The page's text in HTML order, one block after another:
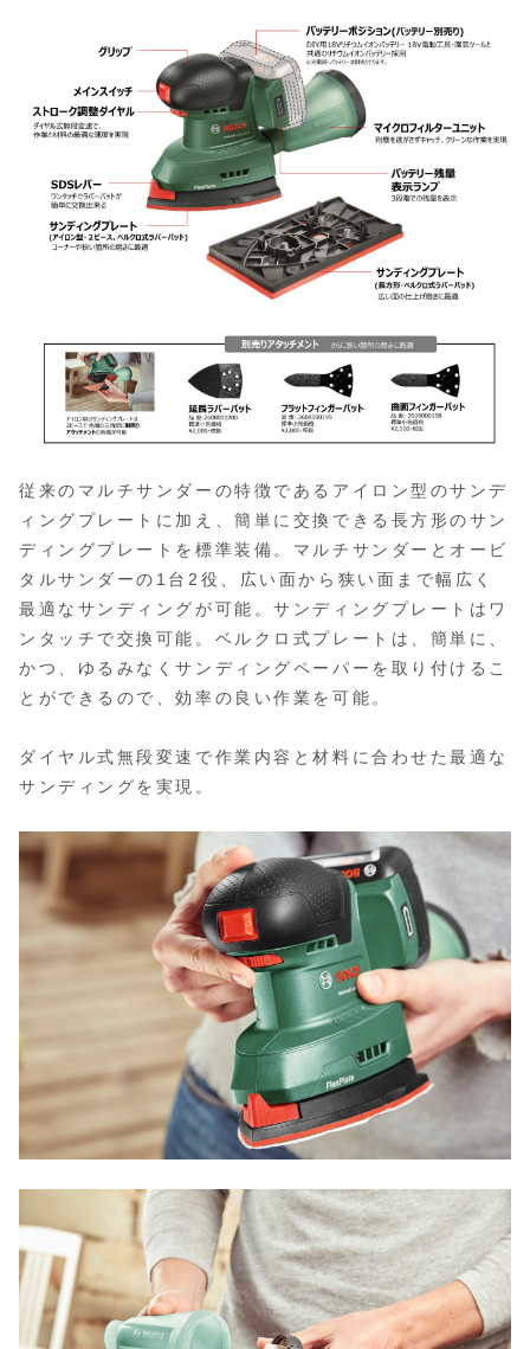
従来のマルチサンダーの特徴であるアイロン型のサンデ
ィングプレートに加え、簡単に交換できる長方形のサン
ディングプレートを標準装備。マルチサンダーとオービ
タルサンダーの1台2役、広い面から狭い面まで幅広く
最適なサンディングが可能。サンディングプレートはワ
ンタッチで交換可能。ベルクロ式プレートは、簡単に、
かつ、ゆるみなくサンディングペーパーを取り付けるこ
とができるので、効率の良い作業を可能。
ダイヤル式無段変速で作業内容と材料に合わせた最適な
サンディングを実現。